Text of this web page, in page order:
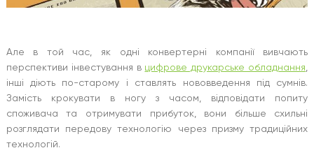
Але в той час, як одні конвертерні компанії вивчають
перспективи інвестування в цифрове друкарське обладнання,
інші діють по-старому і ставлять нововведення під сумнів.
Замість крокувати в ногу з часом, відповідати попиту
споживача та отримувати прибуток, вони більше схильні
розглядати передову технологію через призму традиційних
технологій.